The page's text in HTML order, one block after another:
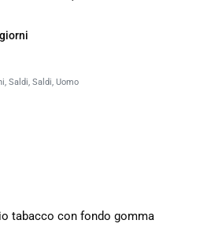
, Saldi, Saldi, Uomo
tabacco con fondo gomma